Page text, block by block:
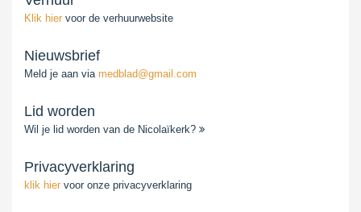
Klik hier voor de verhuurwebsite
Nieuwsbrief
Meld je aan via medblad@gmail.com
Lid worden
Wil je lid worden van de Nicolaïkerk?
Privacyverklaring
klik hier voor onze privacyverklaring